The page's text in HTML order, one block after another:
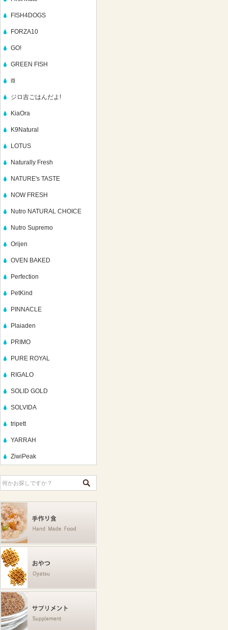
FISH4DOGS
FORZA10
GO!
GREEN FISH
iti
ジロ吉ごはんだよ!
KiaOra
K9Natural
LOTUS
Naturally Fresh
NATURE's TASTE
NOW FRESH
Nutro NATURAL CHOICE
Nutro Supremo
Orijen
OVEN BAKED
Perfection
PetKind
PINNACLE
Plaiaden
PRIMO
PURE ROYAL
RIGALO
SOLID GOLD
SOLVIDA
tripett
YARRAH
ZiwiPeak